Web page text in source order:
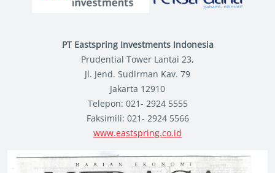
PT Eastspring Investments Indonesia
Prudential Tower Lantai 23,
Jl. Jend. Sudirman Kav. 79
Jakarta 12910
Telepon: 021- 2924 5555
Faksimili: 021- 2924 5566
www.eastspring.co.id